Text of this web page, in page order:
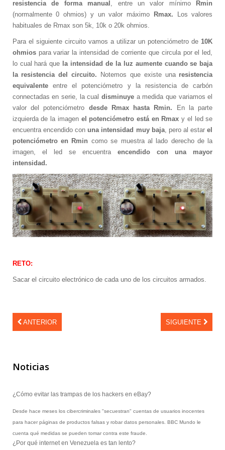
Sample Sidebar Module
This is a sample module published to the
sidebar_bottom position, using the -sidebar
module class suffix. There is also a
sidebar_top position below the search.
resistencia de forma manual , entre un valor mínimo
Rmin
(normalmente 0 ohmios) y un valor máximo
Rmax. Los valores
habituales de Rmax son 5k, 10k o 20k ohmios.
Para el siguiente circuito vamos a utilizar un potenciómetro de10K
ohmiospara variar la intensidad de corriente que circula por el led,
lo cual hará que la intensidad de la luz aumente cuando se baja
la resistencia del circuito. Notemos que existe una resistencia
equivalenteentre el potenciómetro y la resistencia de carbón
connectadas en serie, la cual disminuye a medida que variamos el
valor del potenciómetro desde Rmax hasta Rmin. En la parte
izquierda de la imagen el potenciómetro está en Rmax y el led se
encuentra encendido conuna intensidad muy baja, pero al estarel
potenciómetro en Rmin como se muestra al lado derecho de la
imagen, el led se encuentraencendido con una mayor
intensidad.
RETO:
Sacar el circuito electrónico de cada uno de los circuitos armados.
ANTERIOR SIGUIENTE
Noticias
¿Cómo evitar las trampas de los hackers en eBay?
Desde hace meses los cibercriminales "secuestran" cuentas de usuarios inocentes
para hacer páginas de productos falsas y robar datos personales. BBC Mundo le
cuenta qué medidas se pueden tomar contra este fraude.
¿Por qué internet en Venezuela es tan lento?